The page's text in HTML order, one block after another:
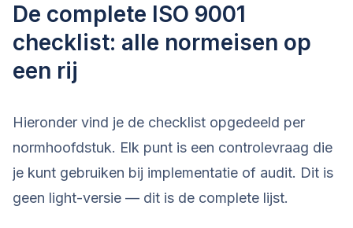
De complete ISO 9001
checklist: alle normeisen op
een rij
Hieronder vind je de checklist opgedeeld per
normhoofdstuk. Elk punt is een controlevraag die
je kunt gebruiken bij implementatie of audit. Dit is
geen light-versie — dit is de complete lijst.